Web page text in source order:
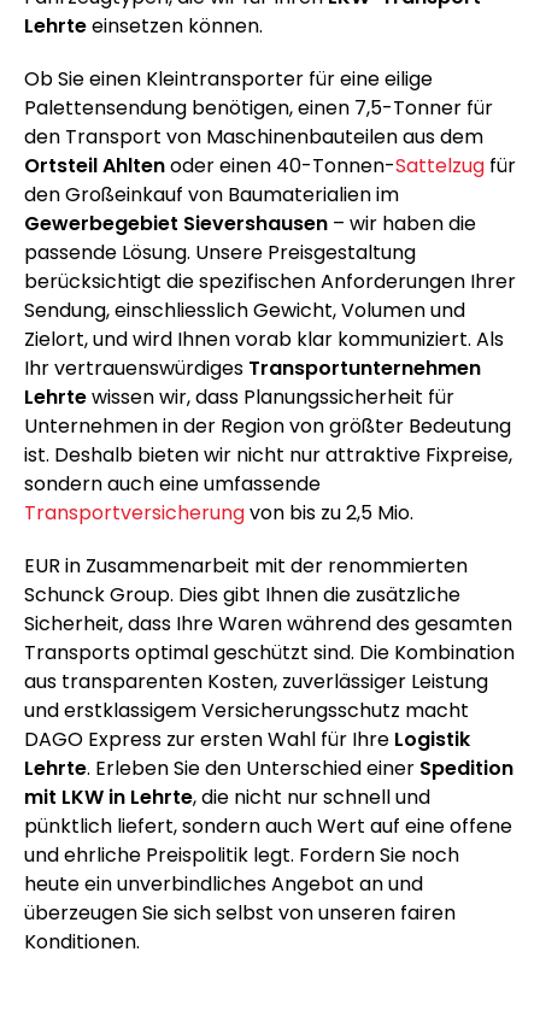
Lehrteeinsetzen können.
Ob Sie einen Kleintransporter für eine eilige
Palettensendung benötigen, einen 7,5-Tonner für
den Transport von Maschinenbauteilen aus dem
Ortsteil Ahltenoder einen 40-Tonnen-Sattelzug für
den Großeinkauf von Baumaterialien im
Gewerbegebiet Sievershausen – wir haben die
passende Lösung. Unsere Preisgestaltung
berücksichtigt die spezifischen Anforderungen Ihrer
Sendung, einschliesslich Gewicht, Volumen und
Zielort, und wird Ihnen vorab klar kommuniziert. Als
Ihr vertrauenswürdiges Transportunternehmen
Lehrtewissen wir, dass Planungssicherheit für
Unternehmen in der Region von größter Bedeutung
ist. Deshalb bieten wir nicht nur attraktive Fixpreise,
sondern auch eine umfassende
Transportversicherungvon bis zu 2,5 Mio.
EUR in Zusammenarbeit mit der renommierten
Schunck Group. Dies gibt Ihnen die zusätzliche
Sicherheit, dass Ihre Waren während des gesamten
Transports optimal geschützt sind. Die Kombination
aus transparenten Kosten, zuverlässiger Leistung
und erstklassigem Versicherungsschutz macht
DAGO Express zur ersten Wahl für Ihre Logistik
Lehrte. Erleben Sie den Unterschied einer Spedition
mit LKW in Lehrte, die nicht nur schnell und
pünktlich liefert, sondern auch Wert auf eine offene
und ehrliche Preispolitik legt. Fordern Sie noch
heute ein unverbindliches Angebot an und
überzeugen Sie sich selbst von unseren fairen
Konditionen.